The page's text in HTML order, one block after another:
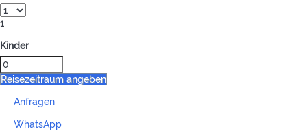
1
Kinder
Reisezeitraum angeben
Anfragen
WhatsApp